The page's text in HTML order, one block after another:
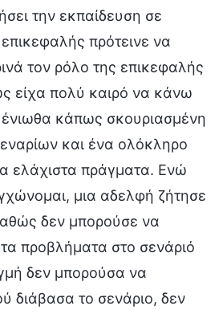
την εκπαίδευση σε
πρότεινε να
τον ρόλο της επικεφαλής
είχα πολύ καιρό να κάνω
κάπως σκουριασμένη
και ένα ολόκληρο
ελάχιστα πράγματα. Ενώ
μια αδελφή ζήτησε
δεν μπορούσε να
προβλήματα στο σενάριό
δεν μπορούσα να
διάβασα το σενάριο, δεν